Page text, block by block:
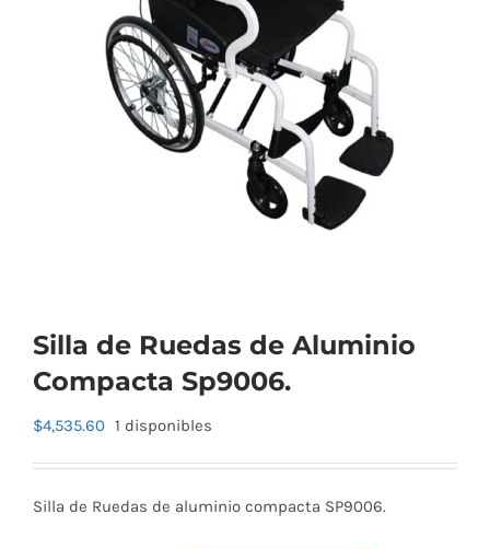
Silla de Ruedas de Aluminio
Compacta Sp9006.
$4,535.60 1 disponibles
Silla de Ruedas de aluminio compacta SP9006.